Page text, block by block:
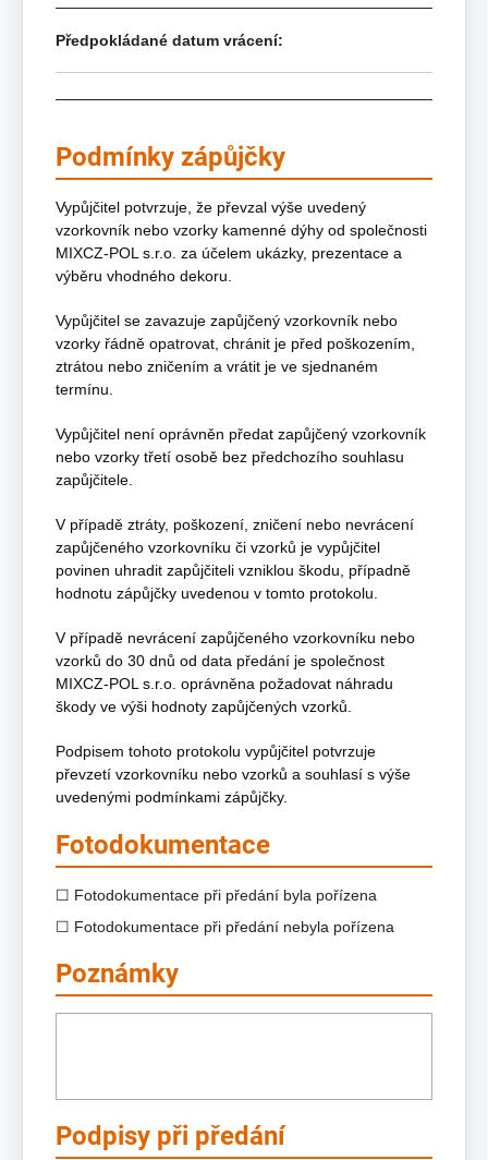
Předpokládané datum vrácení:
Podmínky zápůjčky
Vypůjčitel potvrzuje, že převzal výše uvedený
vzorkovník nebo vzorky kamenné dýhy od společnosti
MIXCZ-POL s.r.o. za účelem ukázky, prezentace a
výběru vhodného dekoru.
Vypůjčitel se zavazuje zapůjčený vzorkovník nebo
vzorky řádně opatrovat, chránit je před poškozením,
ztrátou nebo zničením a vrátit je ve sjednaném
termínu.
Vypůjčitel není oprávněn předat zapůjčený vzorkovník
nebo vzorky třetí osobě bez předchozího souhlasu
zapůjčitele.
V případě ztráty, poškození, zničení nebo nevrácení
zapůjčeného vzorkovníku či vzorků je vypůjčitel
povinen uhradit zapůjčiteli vzniklou škodu, případně
hodnotu zápůjčky uvedenou v tomto protokolu.
V případě nevrácení zapůjčeného vzorkovníku nebo
vzorků do 30 dnů od data předání je společnost
MIXCZ-POL s.r.o. oprávněna požadovat náhradu
škody ve výši hodnoty zapůjčených vzorků.
Podpisem tohoto protokolu vypůjčitel potvrzuje
převzetí vzorkovníku nebo vzorků a souhlasí s výše
uvedenými podmínkami zápůjčky.
Fotodokumentace
☐ Fotodokumentace při předání byla pořízena
☐ Fotodokumentace při předání nebyla pořízena
Poznámky
Podpisy při předání